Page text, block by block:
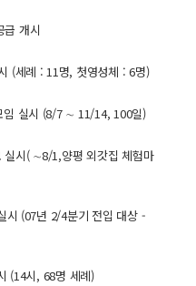
급 개시
(세례 : 11명, 첫영성체 : 6명)
임 실시 (8/7 ∼ 11/14, 100일)
실시( ∼8/1,양평 외갓집 체험마
시 (07년 2/4분기 전입 대상 -
(14시, 68명 세례)